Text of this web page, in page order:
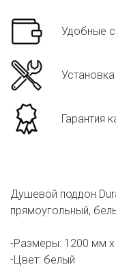
Удобные
Гарантия
Душевой поддон
прямоугольный,
-Размеры: 1200 мм
-Цвет: белый